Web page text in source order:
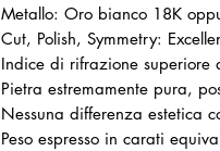
Metallo: Oro bianco 18K
Cut, Polish, Symmetry:
Indice di rifrazione superiore
Pietra estremamente pura,
Nessuna differenza estetica
Peso espresso in carati